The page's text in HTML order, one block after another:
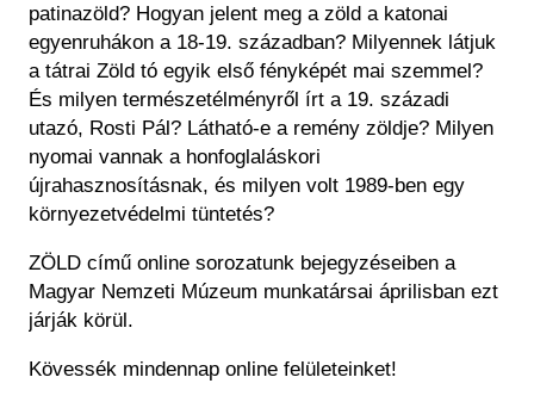
patinazöld? Hogyan jelent meg a zöld a katonai
egyenruhákon a 18-19. században? Milyennek látjuk
a tátrai Zöld tó egyik első fényképét mai szemmel?
És milyen természetélményről írt a 19. századi
utazó, Rosti Pál? Látható-e a remény zöldje? Milyen
nyomai vannak a honfoglaláskori
újrahasznosításnak, és milyen volt 1989-ben egy
környezetvédelmi tüntetés?
ZÖLD című online sorozatunk bejegyzéseiben a
Magyar Nemzeti Múzeum munkatársai áprilisban ezt
járják körül.
Kövessék mindennap online felületeinket!